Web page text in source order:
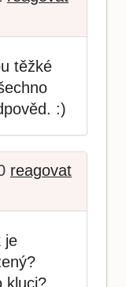
těžké
:)
reagovat
je
kluci?